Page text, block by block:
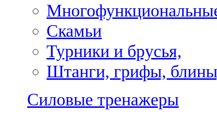
Скамьи
Турники и брусья,
Штанги, грифы,
Силовые тренажеры